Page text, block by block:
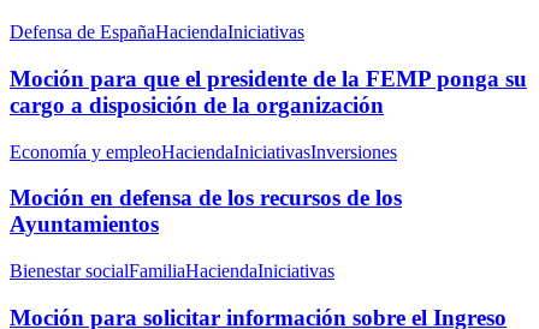
Defensa de EspañaHaciendaIniciativas
Moción para que el presidente de la FEMP ponga su
cargo a disposición de la organización
Economía y empleoHaciendaIniciativasInversiones
Moción en defensa de los recursos de los
Ayuntamientos
Bienestar socialFamiliaHaciendaIniciativas
Moción para solicitar información sobre el Ingreso